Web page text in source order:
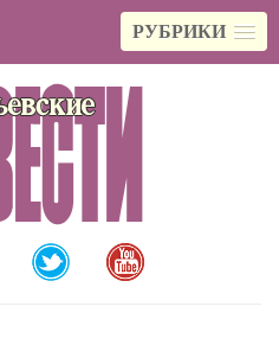
РУБРИКИ